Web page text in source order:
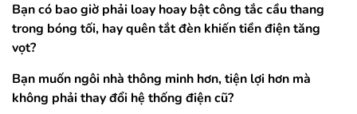
Bạn có bao giờ phải loay hoay bật công tắc cầu thang
trong bóng tối, hay quên tắt đèn khiến tiền điện tăng
vọt?
Bạn muốn ngôi nhà thông minh hơn, tiện lợi hơn mà
không phải thay đổi hệ thống điện cũ?